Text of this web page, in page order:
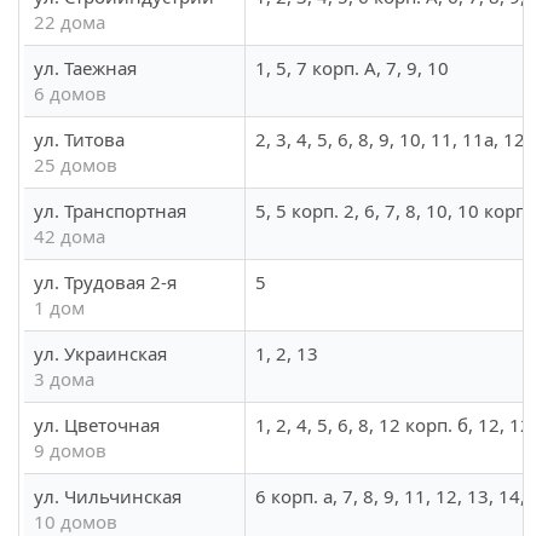
22 дома
ул. Таежная
6 домов
1, 5, 7 корп. А, 7, 9, 10
ул. Титова
25 домов
2, 3, 4, 5, 6, 8, 9, 10, 11, 11а,
ул. Транспортная
42 дома
5, 5 корп. 2, 6, 7, 8, 10, 10
ул. Трудовая 2-я
1 дом
5
ул. Украинская
3 дома
1, 2, 13
ул. Цветочная
9 домов
1, 2, 4, 5, 6, 8, 12 корп. б, 12, 12
ул. Чильчинская
10 домов
6 корп. а, 7, 8, 9, 11, 12, 13, 14,